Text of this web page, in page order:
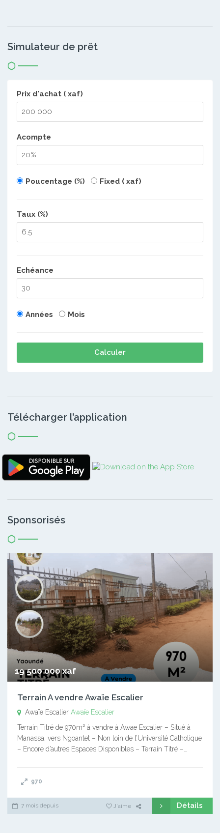
Simulateur de prêt
Prix d'achat ( xaf)
Acompte
Poucentage (%) Fixed ( xaf)
Taux (%)
Echéance
Années Mois
Calculer
Télécharger l’application
Sponsorisés
19 500 000 xaf
Terrain A vendre Awaïe Escalier
Awaïe Escalier Awaïe Escalier
Terrain Titré de 970m² à vendre à Awae Escalier – Situé à
Manassa, vers Ngoantet – Non loin de l’Université Catholique
– Encore d’autres Espaces Disponibles – Terrain Titré –…
970
7 mois depuis J'aime Détails